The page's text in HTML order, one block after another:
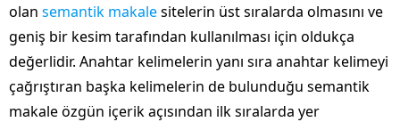
olan semantik makalesitelerin üst sıralarda olmasını ve
geniş bir kesim tarafından kullanılması için oldukça
değerlidir. Anahtar kelimelerin yanı sıra anahtar kelimeyi
çağrıştıran başka kelimelerin de bulunduğu semantik
makale özgün içerik açısından ilk sıralarda yer